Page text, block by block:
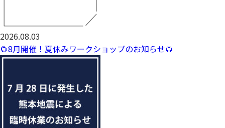
2026.08.03
🌻8月開催！夏休みワークショップのお知らせ🌻